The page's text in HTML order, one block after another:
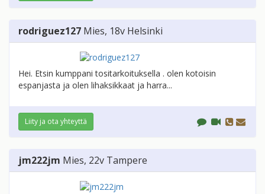
rodriguez127 Mies, 18v Helsinki
Hei. Etsin kumppani tositarkoituksella . olen kotoisin
espanjasta ja olen lihaksikkaat ja harra...
Liity ja ota yhteyttä
jm222jm Mies, 22v Tampere